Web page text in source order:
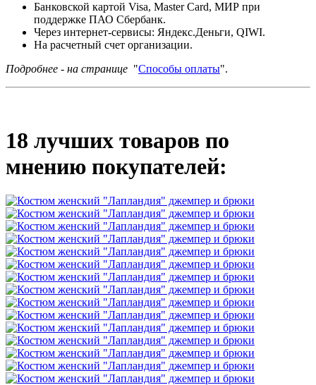
Банковской картой Visa, Master Card, МИР при
поддержке ПАО Сбербанк.
Через интернет-сервисы: Яндекс.Деньги, QIWI.
На расчетный счет организации.
Подробнее - на странице "Способы оплаты".
18 лучших товаров по
мнению покупателей: